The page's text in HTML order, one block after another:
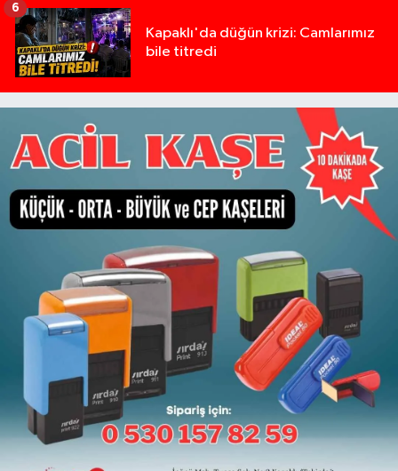
Kapaklı'da düğün krizi: Camlarımız
bile titredi
6